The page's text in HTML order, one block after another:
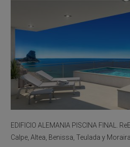
EDIFICIO ALEMANIA PISCINA FINAL.
Calpe, Altea, Benissa, Teulada y